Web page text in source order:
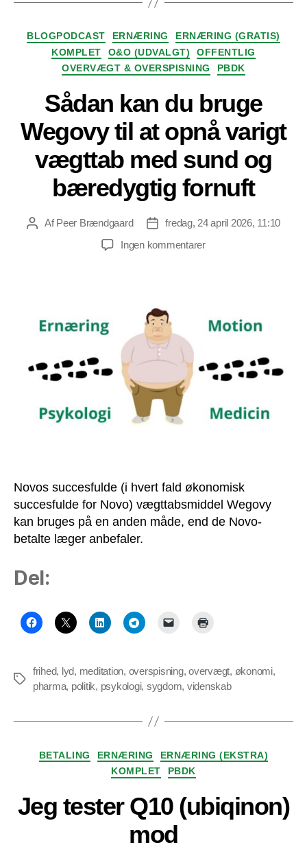
Kategorier
BLOGPODCAST ERNÆRING
ERNÆRING (GRATIS)
KOMPLET
O&O (UDVALGT)
OFFENTLIG
OVERVÆGT & OVERSPISNING
PBDK
Sådan kan du bruge
Wegovy til at opnå varigt
vægttab med sund og
bæredygtig fornuft
Indlægsforfatter
AfPeer Brændgaard Indlægsdato
fredag, 24 april 2026, 11:10
Ingen kommentarertil
Wegovy
til
opnå
varigt
med
Novos succesfulde (i hvert fald økonomisk
succesfulde for Novo) vægttabsmiddel Wegovy
kan bruges på en anden måde, end de Novo-
betalte læger anbefaler.
Del:
Tags
frihed, lyd, meditation, overspisning,overvægt, økonomi,
pharma, politik, psykologi, sygdom, videnskab
Kategorier
BETALING ERNÆRING
ERNÆRING (EKSTRA)
KOMPLET
PBDK
Jeg tester Q10 (ubiqinon)
mod